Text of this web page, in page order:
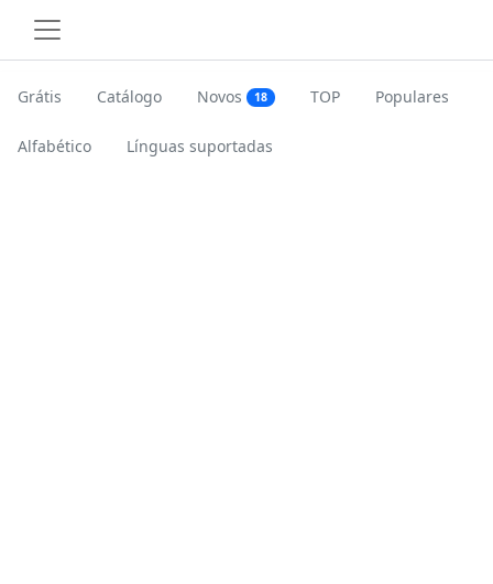
Grátis Catálogo Novos 18 TOP Populares
Alfabético Línguas suportadas